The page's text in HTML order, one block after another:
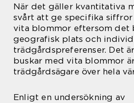
När det gäller kvantitativa
svårt att ge specifika siffror
vita blommor eftersom det
geografisk plats och
trädgårdspreferenser. Det
buskar med vita blommor
trädgårdsägare över hela
Enligt en undersökning av